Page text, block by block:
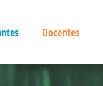
Docentes